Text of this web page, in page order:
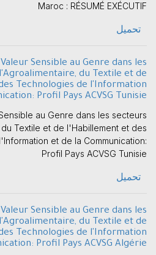
Maroc : RÉSUMÉ EXÉCUTIF
تحميل
Sensible au Genre dans les
du Textile et de
Technologies de l'Information
Profil Pays ACVSG Tunisie
au Genre dans les secteurs
Textile et de l'Habillement et des
et de la Communication:
Profil Pays ACVSG Tunisie
تحميل
Sensible au Genre dans les
du Textile et de
Technologies de l'Information
Profil Pays ACVSG Algérie